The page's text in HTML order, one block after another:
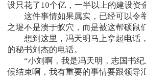
设只花了10个亿，一半以上的建设资
这件事情如果属实，已经可以令
之堤不是溃于蚁穴，而是被这帮硕鼠
想到这里，冯天明马上拿起电话
的秘书刘杰的电话。
“小刘啊，我是冯天明，志国书纪
候结束啊，我有重要的事情要跟领导